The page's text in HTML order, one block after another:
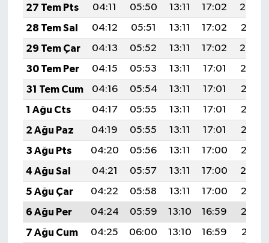
27 Tem Pts
04:11 05:50 13:11 17:02
20:22
28 Tem Sal
04:12 05:51 13:11 17:02
20:21
29 Tem Çar
04:13 05:52 13:11 17:02
20:20
30 Tem Per
04:15 05:53 13:11 17:01
20:19
31 Tem Cum
04:16 05:54 13:11 17:01
20:18
1 Ağu Cts
04:17 05:55 13:11 17:01
20:17
2 Ağu Paz
04:19 05:55 13:11 17:01
20:16
3 Ağu Pts
04:20 05:56 13:11 17:00
20:15
4 Ağu Sal
04:21 05:57 13:11 17:00
20:14
5 Ağu Çar
04:22 05:58 13:11 17:00
20:13
6 Ağu Per
04:24 05:59 13:10 16:59
20:12
7 Ağu Cum
04:25 06:00 13:10 16:59
20:11